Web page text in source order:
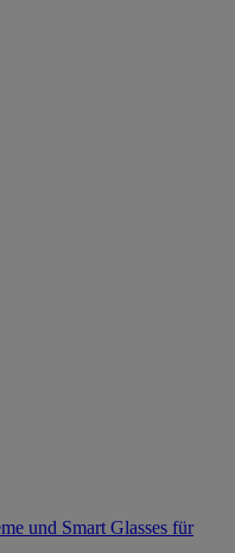
und Smart Glasses für